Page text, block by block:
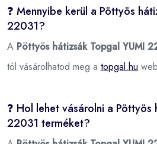
❓ Mennyibe kerül a Pöttyös
22031?
A Pöttyös hátizsák Topgal YUMI
tól vásárolhatod meg a topgal.hu
❓ Hol lehet vásárolni a Pöttyös
22031 terméket?